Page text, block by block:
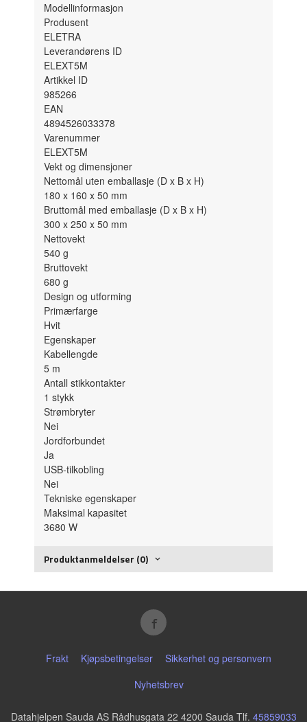
Modellinformasjon
Produsent
ELETRA
Leverandørens ID
ELEXT5M
Artikkel ID
985266
EAN
4894526033378
Varenummer
ELEXT5M
Vekt og dimensjoner
Nettomål uten emballasje (D x B x H)
180 x 160 x 50 mm
Bruttomål med emballasje (D x B x H)
300 x 250 x 50 mm
Nettovekt
540g
Bruttovekt
680g
Design og utforming
Primærfarge
Hvit
Egenskaper
Kabellengde
5 m
Antall stikkontakter
1stykk
Strømbryter
Nei
Jordforbundet
Ja
USB-tilkobling
Nei
Tekniske egenskaper
Maksimal kapasitet
3680W
Produktanmeldelser (0)
Frakt Kjøpsbetingelser
Sikkerhet og personvern
Nyhetsbrev
Datahjelpen Sauda AS Rådhusgata 22 4200 Sauda Tlf. 45859033